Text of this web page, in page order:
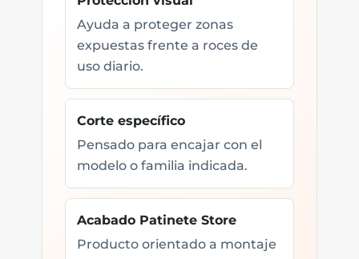
Ayuda a proteger zonas
expuestas frente a roces de
uso diario.
Corte específico
Pensado para encajar con el
modelo o familia indicada.
Acabado Patinete Store
Producto orientado a montaje